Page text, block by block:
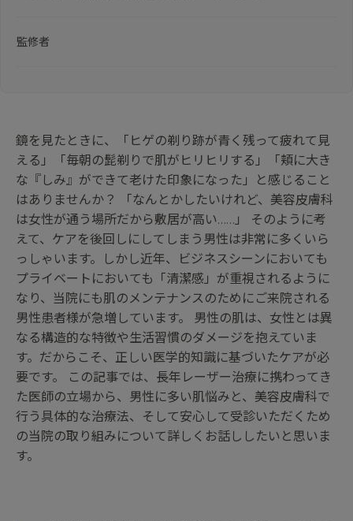
監修者
鏡を見たときに、「ヒゲの剃り跡が青く残って疲れて見
える」「毎朝の髭剃りで肌がヒリヒリする」「頬に大き
な『しみ』ができて老けた印象になった」と感じること
はありませんか？ 「なんとかしたいけれど、美容皮膚科
は女性が通う場所だから敷居が高い……」 そのように考
えて、ケアを後回しにしてしまう男性は非常に多くいら
っしゃいます。しかし近年、ビジネスシーンにおいても
プライベートにおいても「清潔感」が重視されるように
なり、当院にも肌のメンテナンスのためにご来院される
男性患者様が急増しています。 男性の肌は、女性とは異
なる構造的な特徴や生活習慣のダメージを抱えていま
す。だからこそ、正しい医学的知識に基づいたケアが必
要です。 この記事では、長年レーザー治療に携わってき
た医師の立場から、男性に多い肌悩みと、美容皮膚科で
行う具体的な治療法、そして安心して受診いただくため
の当院の取り組みについて詳しくお話ししたいと思いま
す。